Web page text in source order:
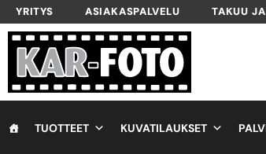
YRITYS ASIAKASPALVELU TAKUU
TUOTTEET KUVATILAUKSET